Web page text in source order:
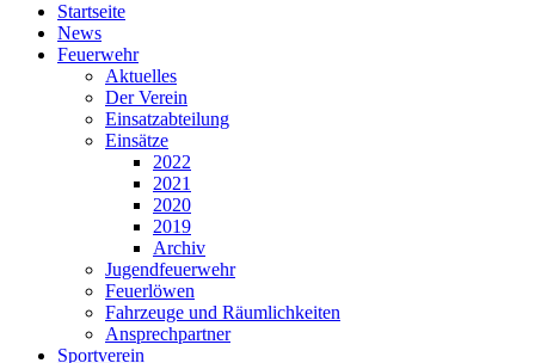
Startseite
News
Feuerwehr
Aktuelles
Der Verein
Einsatzabteilung
Einsätze
2022
2021
2020
2019
Archiv
Jugendfeuerwehr
Feuerlöwen
Fahrzeuge und Räumlichkeiten
Ansprechpartner
Sportverein